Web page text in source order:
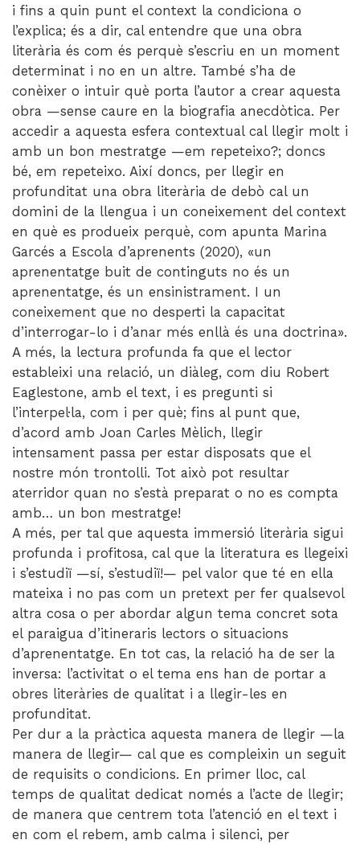
i fins a quin punt el context la condiciona o
l’explica; és a dir, cal entendre que una obra
literària és com és perquè s’escriu en un moment
determinat i no en un altre. També s’ha de
conèixer o intuir què porta l’autor a crear aquesta
obra —sense caure en la biografia anecdòtica. Per
accedir a aquesta esfera contextual cal llegir molt i
amb un bon mestratge —em repeteixo?; doncs
bé, em repeteixo. Així doncs, per llegir en
profunditat una obra literària de debò cal un
domini de la llengua i un coneixement del context
en què es produeix perquè, com apunta Marina
Garcés a Escola d’aprenents (2020), «un
aprenentatge buit de continguts no és un
aprenentatge, és un ensinistrament. I un
coneixement que no desperti la capacitat
d’interrogar-lo i d’anar més enllà és una doctrina».
A més, la lectura profunda fa que el lector
estableixi una relació, un diàleg, com diu Robert
Eaglestone, amb el text, i es pregunti si
l’interpel·la, com i per què; fins al punt que,
d’acord amb Joan Carles Mèlich, llegir
intensament passa per estar disposats que el
nostre món trontolli. Tot això pot resultar
aterridor quan no s’està preparat o no es compta
amb… un bon mestratge!
A més, per tal que aquesta immersió literària sigui
profunda i profitosa, cal que la literatura es llegeixi
i s’estudiï —sí, s’estudiï!— pel valor que té en ella
mateixa i no pas com un pretext per fer qualsevol
altra cosa o per abordar algun tema concret sota
el paraigua d’itineraris lectors o situacions
d’aprenentatge. En tot cas, la relació ha de ser la
inversa: l’activitat o el tema ens han de portar a
obres literàries de qualitat i a llegir-les en
profunditat.
Per dur a la pràctica aquesta manera de llegir —la
manera de llegir— cal que es compleixin un seguit
de requisits o condicions. En primer lloc, cal
temps de qualitat dedicat només a l’acte de llegir;
de manera que centrem tota l’atenció en el text i
en com el rebem, amb calma i silenci, per